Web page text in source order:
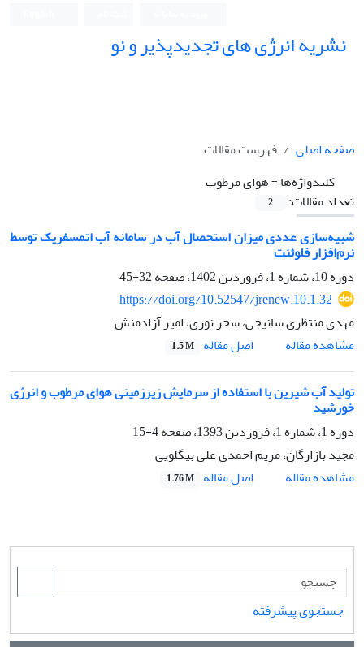
نشریه انرژی های تجدیدپذیر و نو
صفحه اصلی
فهرست مقالات
کلیدواژه‌ها =هوای مرطوب
تعداد مقالات:
2
شبیه‌سازی عددی میزان استحصال آب در سامانه آب اتمسفریک توسط
نرم‌افزار فلوئنت
دوره 10، شماره 1، فروردین 1402، صفحه
32-45
https://doi.org/10.52547/jrenew.10.1.32
مهدی منتظری سانیجی، سحر نوری، امیر آزادمنش
مشاهده مقاله
اصل مقاله 1.5 M
تولید آب شیرین با استفاده از سرمایش زیرزمینی هوای مرطوب و انرژی
خورشید
دوره 1، شماره 1، فروردین 1393، صفحه
4-15
مجید بازارگان، مریم احمدی علی بیگلویی
مشاهده مقاله
اصل مقاله 1.76 M
جستجوی پیشرفته